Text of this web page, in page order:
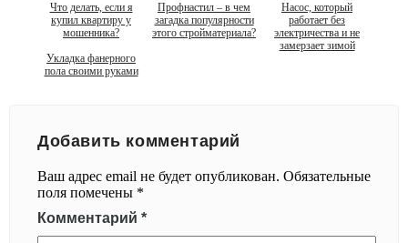
Что делать, если я
купил квартиру у
мошенника?
Профнастил – в чем
загадка популярности
этого стройматериала?
Насос, который
работает без
электричества и не
замерзает зимой
Укладка фанерного
пола своими руками
Добавить комментарий
Ваш адрес email не будет опубликован. Обязательные
поля помечены *
Комментарий *